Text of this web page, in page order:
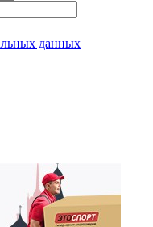
данных